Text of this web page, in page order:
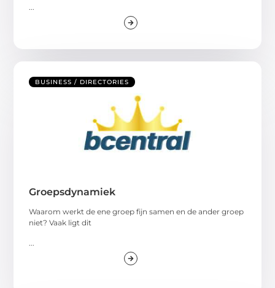
BUSINESS / DIRECTORIES
Groepsdynamiek
Waarom werkt de ene groep fijn samen en de ander groep
niet? Vaak ligt dit